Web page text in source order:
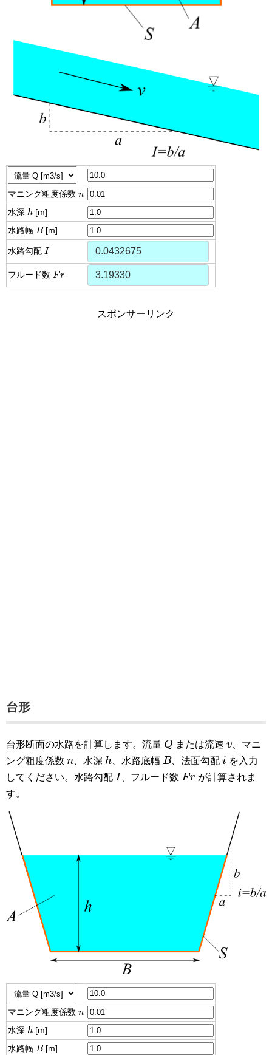
マニング粗度係数 n
n
水深 h
h
[m]
水路幅 B
B[m]
水路勾配 I
I
フルード数 Fr
Fr
スポンサーリンク
台形
台形断面の水路を計算します。流量 Q
Q または流速 v
v 、マニ
ング粗度係数 n
n 、水深 h
h 、水路底幅 B
B、法面勾配 i
i を入力
してください。水路勾配 I
I 、フルード数 Fr
Fr が計算されま
す。
マニング粗度係数 n
n
水深 h
h
[m]
水路幅 B
B[m]